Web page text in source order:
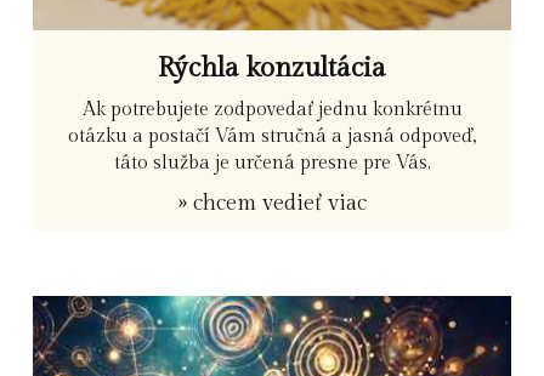
Rýchla konzultácia
Ak potrebujete zodpovedať jednu konkrétnu
otázku a postačí Vám stručná a jasná odpoveď,
táto služba je určená presne pre Vás.
» chcem vedieť viac